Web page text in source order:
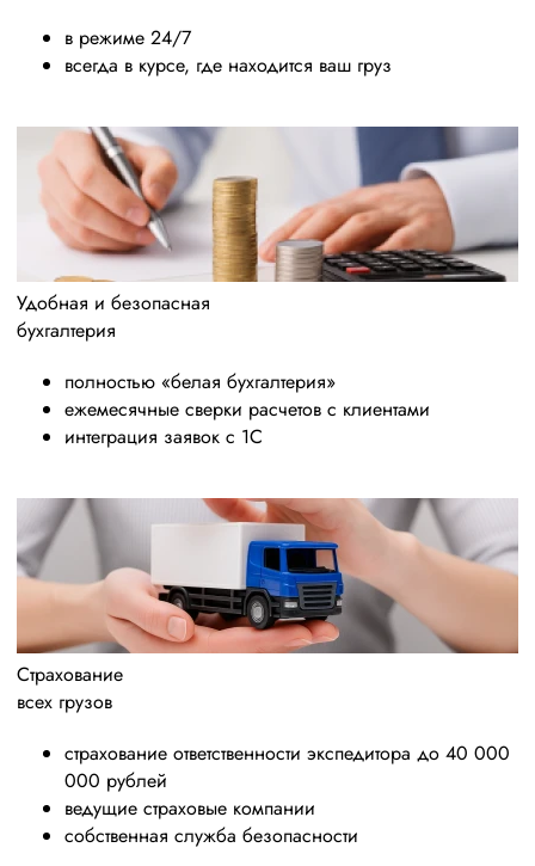
в режиме 24/7
всегда в курсе, где находится ваш груз
Удобная и безопасная
бухгалтерия
полностью «белая бухгалтерия»
ежемесячные сверки расчетов с клиентами
интеграция заявок с 1С
Страхование
всех грузов
страхование ответственности экспедитора до 40 000
000 рублей
ведущие страховые компании
собственная служба безопасности